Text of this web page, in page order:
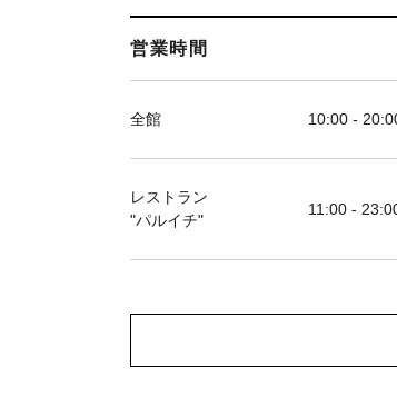
営業時間
全館 10:00 -
レストラン
"パルイチ"
11:00 -